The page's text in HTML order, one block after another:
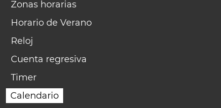
Zonas horarias
Horario de Verano
Reloj
Cuenta regresiva
Timer
Calendario